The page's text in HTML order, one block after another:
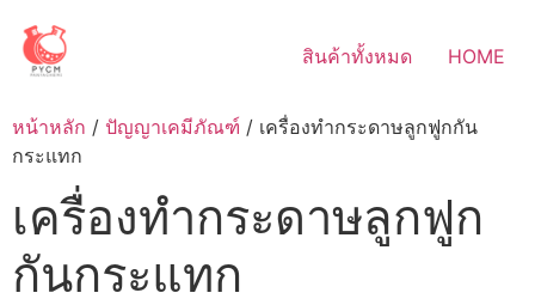
content
สินค้าทั้งหมด HOME
หน้าหลัก / ปัญญาเคมีภัณฑ์ / เครื่องทำกระดาษลูกฟูกกัน
กระแทก
เครื่องทำกระดาษลูกฟูก
กันกระแทก